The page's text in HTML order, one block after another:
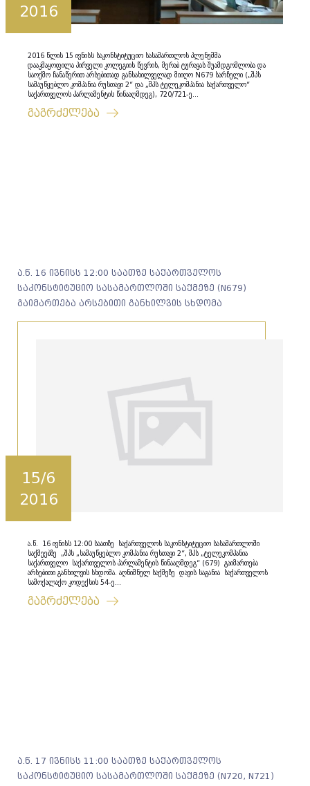
2016
2016 წლის 15 ივნისს საკონსტიტუციო სასამართლოს პლენუმმა
დააკმაყოფილა პირველი კოლეგიის წევრის, მერაბ ტურავას შუამდგომლობა და
საოქმო ჩანაწერით არსებითად განსახილველად მიიღო N679 სარჩელი („შპს
სამაუწყებლო კომპანია რუსთავი 2“ და „შპს ტელეკომპანია საქართველო“
საქართველოს პარლამენტის წინააღმდეგ), 720/721-ე...
გაგრძელება
ა.წ. 16 ივნისს 12:00 საათზე საქართველოს
საკონსტიტუციო სასამართლოში საქმეზე (N679)
გაიმართება არსებითი განხილვის სხდომა
15/6
2016
ა.წ. 16 ივნისს 12:00 საათზე საქართველოს საკონსტიტუციო სასამართლოში
საქმეებზე „შპს „სამაუწყებლო კომპანია რუსთავი 2“, შპს „ტელეკომპანია
საქართველო საქართველოს პარლამენტის წინააღმდეგ“ (679) გაიმართება
არსებითი განხილვის სხდომა. აღნიშნულ საქმეზე დავის საგანია საქართველოს
სამოქალაქო კოდექსის 54-ე...
გაგრძელება
ა.წ. 17 ივნისს 11:00 საათზე საქართველოს
საკონსტიტუციო სასამართლოში საქმეზე (N720, N721)